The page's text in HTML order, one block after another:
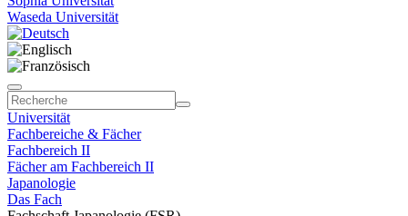
Waseda Universität
Universität
Fachbereiche & Fächer
Fachbereich II
Fächer am Fachbereich II
Japanologie
Das Fach